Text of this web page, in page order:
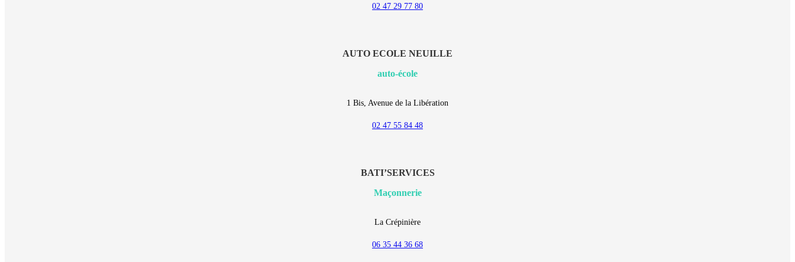
02 47 29 77 80
AUTO ECOLE NEUILLE
auto-école
1 Bis, Avenue de la Libération
02 47 55 84 48
BATI’SERVICES
Maçonnerie
La Crépinière
06 35 44 36 68